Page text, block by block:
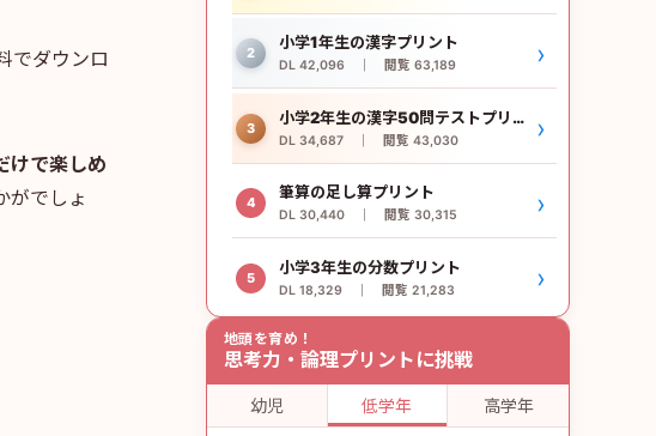
でダウンロ
けで楽しめ
がでしょ
2
小学1年生の漢字プリント
DL 42,096 ｜ 閲覧 63,189 ›
3
小学2年生の漢字50問テストプリント
DL 34,687 ｜ 閲覧 43,030 ›
4
筆算の足し算プリント
DL 30,440 ｜ 閲覧 30,315 ›
5
小学3年生の分数プリント
DL 18,329 ｜ 閲覧 21,283 ›
地頭を育め！
思考力・論理プリントに挑戦
幼児 低学年 高学年